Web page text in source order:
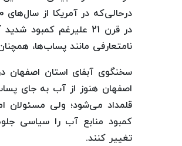
در قرن 21 علیرغم
نامتعارفی مانند پساب‌ها،
اصفهان هنوز از آب به جای
قلمداد می‌شود؛ ولی مسئولان
کمبود منابع آب را سیاسی
تغییر کنند.